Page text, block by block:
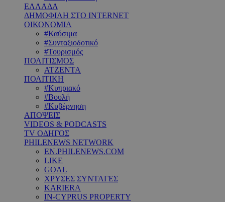
ΕΛΛΑΔΑ
ΔΗΜΟΦΙΛΗ ΣΤΟ INTERNET
ΟΙΚΟΝΟΜΙΑ
#Καύσιμα
#Συνταξιοδοτικό
#Τουρισμός
ΠΟΛΙΤΙΣΜΟΣ
ΑΤΖΕΝΤΑ
ΠΟΛΙΤΙΚΗ
#Κυπριακό
#Βουλή
#Κυβέρνηση
ΑΠΟΨΕΙΣ
VIDEOS & PODCASTS
TV ΟΔΗΓΟΣ
PHILENEWS NETWORK
EN.PHILENEWS.COM
LIKE
GOAL
ΧΡΥΣΕΣ ΣΥΝΤΑΓΕΣ
KARIERA
IN-CYPRUS PROPERTY